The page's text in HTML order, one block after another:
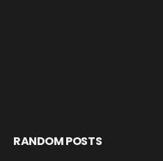
RANDOM POSTS